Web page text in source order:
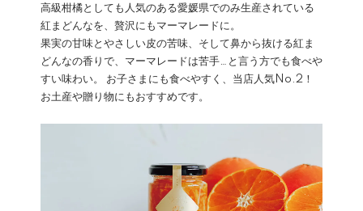
高級柑橘としても人気のある愛媛県でのみ生産されている
紅まどんなを、贅沢にもマーマレードに。
果実の甘味とやさしい皮の苦味、そして鼻から抜ける紅ま
どんなの香りで、マーマレードは苦手…と言う方でも食べや
すい味わい。 お子さまにも食べやすく、当店人気No.2！
お土産や贈り物にもおすすめです。